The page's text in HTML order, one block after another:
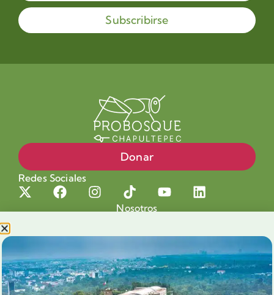
Subscribirse
Donar
Redes Sociales
Nosotros
Nuestra Causa
Productos con Causa